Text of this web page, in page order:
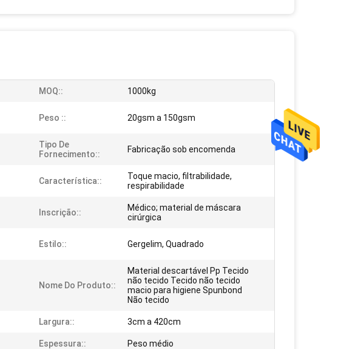
MOQ:: 1000kg
Peso :: 20gsm a 150gsm
Tipo De
Fornecimento::
Fabricação sob encomenda
Característica::
Toque macio, filtrabilidade,
respirabilidade
Inscrição::
Médico; material de máscara
cirúrgica
Estilo:: Gergelim, Quadrado
Nome Do Produto::
Material descartável Pp Tecido
não tecido Tecido não tecido
macio para higiene Spunbond
Não tecido
Largura:: 3cm a 420cm
Espessura:: Peso médio